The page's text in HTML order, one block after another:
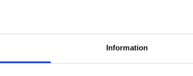
Information